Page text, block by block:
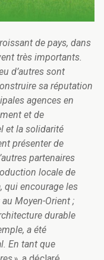
de pays, dans
très importants.
d’autres sont
sa réputation
agences en
et de
et la solidarité
présenter de
partenaires
locale de
qui encourage les
Moyen-Orient ;
durable
a été
En tant que